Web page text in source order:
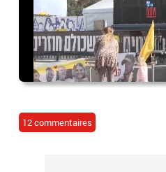
12 commentaires